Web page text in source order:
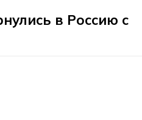
в Россию с